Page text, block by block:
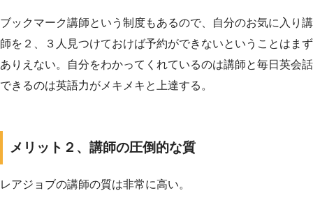
ブックマーク講師という制度もあるので、自分のお気に入り講
師を２、３人見つけておけば予約ができないということはまず
ありえない。自分をわかってくれているのは講師と毎日英会話
できるのは英語力がメキメキと上達する。
メリット２、講師の圧倒的な質
レアジョブの講師の質は非常に高い。